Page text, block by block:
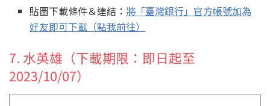
貼圖下載條件＆連結： 將「臺灣銀行」官方帳號加為
好友即可下載（點我前往）
7. 水英雄（下載期限：即日起至
2023/10/07）